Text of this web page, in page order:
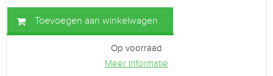
Toevoegen aan winkelwagen
Op voorraad
Meer informatie